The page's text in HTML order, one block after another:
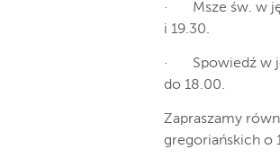
· Msze św. w
i 19.30.
· Spowiedź w
do 18.00.
Zapraszamy
gregoriańskich o